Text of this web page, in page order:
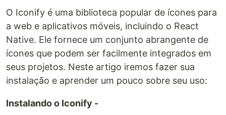
O Iconify é uma biblioteca popular de ícones para
a web e aplicativos móveis, incluindo o React
Native. Ele fornece um conjunto abrangente de
ícones que podem ser facilmente integrados em
seus projetos. Neste artigo iremos fazer sua
instalação e aprender um pouco sobre seu uso:
Instalando o Iconify -